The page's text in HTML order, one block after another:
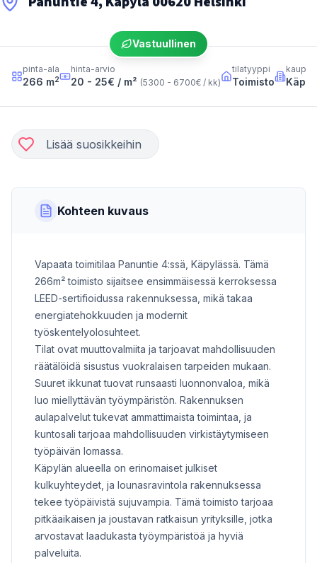
Vastuullinen
pinta-ala
266 m2
hinta-arvio
20 - 25€ / m² (5300 - 6700€ / kk)
tilatyyppi
Toimisto
Lisää suosikkeihin
Kohteen kuvaus
Vapaata toimitilaa Panuntie 4:ssä, Käpylässä. Tämä
266m² toimisto sijaitsee ensimmäisessä kerroksessa
LEED-sertifioidussa rakennuksessa, mikä takaa
energiatehokkuuden ja modernit
työskentelyolosuhteet.
Tilat ovat muuttovalmiita ja tarjoavat mahdollisuuden
räätälöidä sisustus vuokralaisen tarpeiden mukaan.
Suuret ikkunat tuovat runsaasti luonnonvaloa, mikä
luo miellyttävän työympäristön. Rakennuksen
aulapalvelut tukevat ammattimaista toimintaa, ja
kuntosali tarjoaa mahdollisuuden virkistäytymiseen
työpäivän lomassa.
Käpylän alueella on erinomaiset julkiset
kulkuyhteydet, ja lounasravintola rakennuksessa
tekee työpäivistä sujuvampia. Tämä toimisto tarjoaa
pitkäaikaisen ja joustavan ratkaisun yrityksille, jotka
arvostavat laadukasta työympäristöä ja hyviä
palveluita.